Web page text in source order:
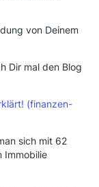
von Deinem
Dir mal den Blog
(finanzen-
sich mit 62
Immobilie